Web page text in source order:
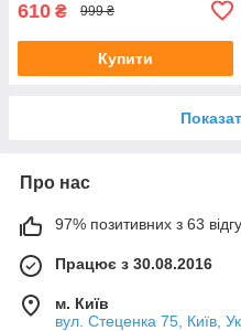
610 ₴ 999 ₴
Купити
Про нас
97% позитивних з 63
Працює з 30.08.2016
м. Київ
вул. Стеценка 75, Київ,